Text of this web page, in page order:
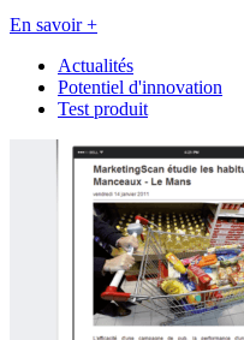
En savoir +
Actualités
Potentiel d'innovation
Test produit